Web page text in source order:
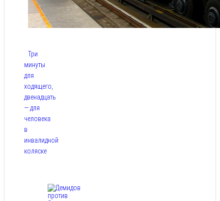
Три
минуты
для
ходящего,
двенадцать
— для
человека
в
инвалидной
коляске